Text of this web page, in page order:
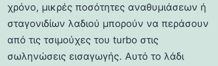
χρόνο, μικρές ποσότητες αναθυμιάσεων ή
σταγονιδίων λαδιού μπορούν να περάσουν
από τις τσιμούχες του turbo στις
σωληνώσεις εισαγωγής. Αυτό το λάδι